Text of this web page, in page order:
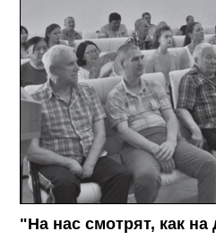
"На нас смотрят, как на